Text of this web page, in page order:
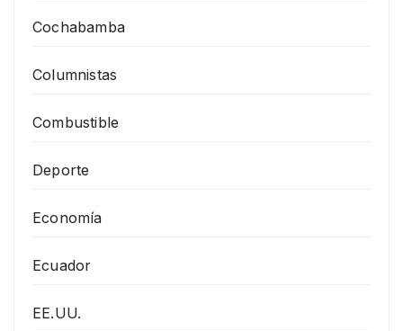
Cochabamba
Columnistas
Combustible
Deporte
Economía
Ecuador
EE.UU.